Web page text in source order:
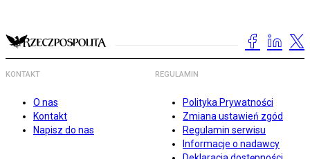
KONTAKT
O nas
Kontakt
Napisz do nas
REGULAMIN
Polityka Prywatności
Zmiana ustawień zgód
Regulamin serwisu
Informacje o nadawcy